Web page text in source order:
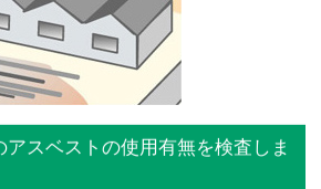
スベストの使用有無を検査しま